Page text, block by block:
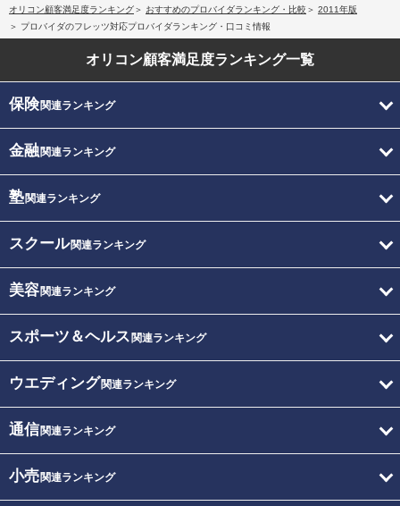
オリコン顧客満足度ランキング おすすめのプロバイダランキング・比較
2011年版
プロバイダのフレッツ対応プロバイダランキング・口コミ情報
オリコン顧客満足度ランキング一覧
保険関連ランキング
金融関連ランキング
塾関連ランキング
スクール関連ランキング
美容関連ランキング
スポーツ＆ヘルス 関連ランキング
ウエディング関連ランキング
通信関連ランキング
小売関連ランキング